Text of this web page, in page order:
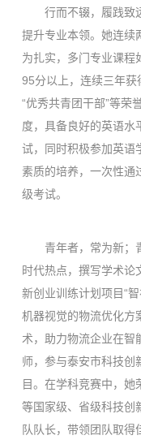
行而不辍，履践致
提升专业本领。她连续
为扎实，多门专业课程
95分以上，连续三年获
“优秀共青团干部”等荣
度，具备良好的英语水
试，同时积极参加英语
素质的培养，一次性通
级考试。
青年者，常为新；
时代热点，撰写学术论
新创业训练计划项目“
机器视觉的物流优化方
术，助力物流企业在智
师，参与泰安市科技创
目。在学科竞赛中，她
等国家级、省级科技创
队队长，带领团队取得